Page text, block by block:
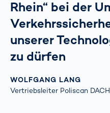
Rhein“ bei der
unserer
zu dürfen
WOLFGANG LANG
Vertriebsleiter Poliscan